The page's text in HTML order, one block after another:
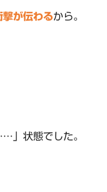
が伝わるから。
」状態でした。